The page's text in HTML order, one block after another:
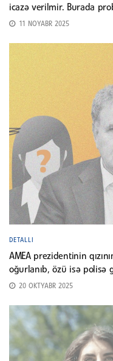
icazə verilmir. Burada
11 NOYABR 2025
DETALLI
AMEA prezidentinin
oğurlanıb, özü isə polisə
20 OKTYABR 2025